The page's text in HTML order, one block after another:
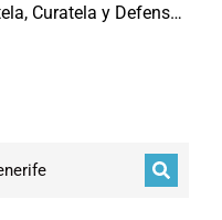
Tutela, Curatela y Defensor Judicial